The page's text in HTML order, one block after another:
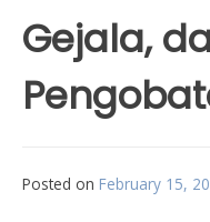
Gejala,
Posted on February 15,